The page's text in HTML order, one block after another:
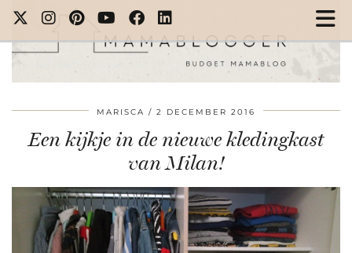
MARISCA 2 DECEMBER 2016
Een kijkje in de nieuwe kledingkast
van Milan!